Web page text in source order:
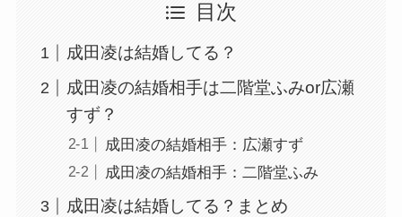
目次
成田凌は結婚してる？
成田凌の結婚相手は二階堂ふみor広瀬
すず？
成田凌の結婚相手：広瀬すず
成田凌の結婚相手：二階堂ふみ
成田凌は結婚してる？まとめ